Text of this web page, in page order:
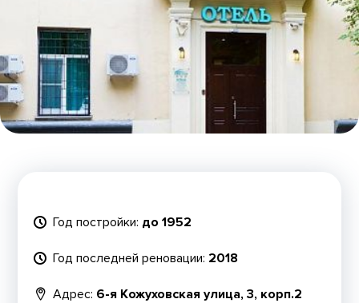
Год постройки: до 1952
Год последней реновации: 2018
Адрес: 6-я Кожуховская улица, 3, корп.2